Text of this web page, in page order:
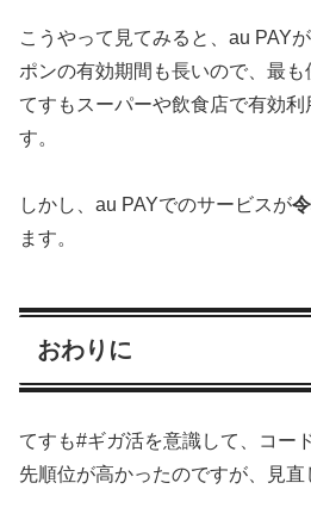
こうやって見てみると、au PAY
ポンの有効期間も長いので、最も
てすもスーパーや飲食店で有効利
す。
しかし、au PAYでのサービスが
ます。
おわりに
てすも#ギガ活を意識して、コー
先順位が高かったのですが、見直